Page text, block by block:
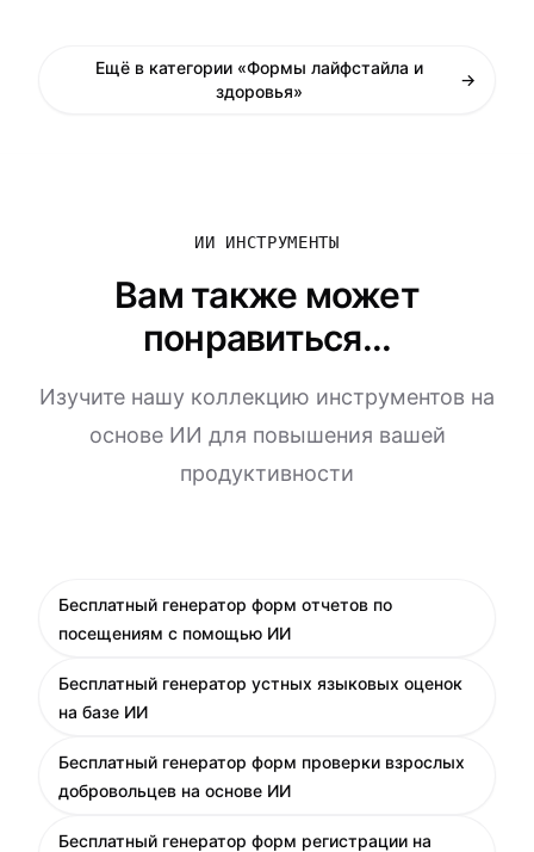
Ещё в категории «Формы лайфстайла и
здоровья»
→
ИИ ИНСТРУМЕНТЫ
Вам также может
понравиться...
Изучите нашу коллекцию инструментов на
основе ИИ для повышения вашей
продуктивности
Бесплатный генератор форм отчетов по
посещениям с помощью ИИ
Бесплатный генератор устных языковых оценок
на базе ИИ
Бесплатный генератор форм проверки взрослых
добровольцев на основе ИИ
Бесплатный генератор форм регистрации на